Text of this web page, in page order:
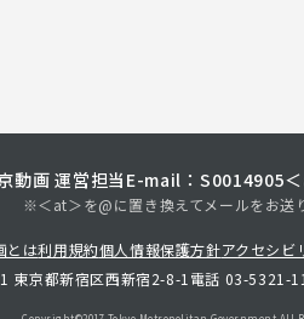
動画 運営担当 E-mail：
※＜at＞を@に置き換えてメールをお送
とは利用規約個人情報保護方針アクセシビ
東京都新宿区西新宿2-8-1 電話 03-5321-